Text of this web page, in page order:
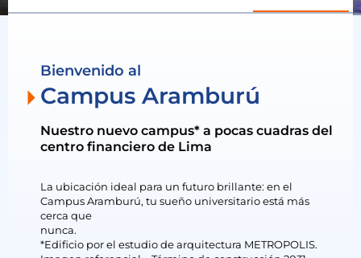
Bienvenido al
Campus Aramburú
Nuestro nuevo campus* a pocas cuadras del
centro financiero de Lima
La ubicación ideal para un futuro brillante: en el
Campus Aramburú, tu sueño universitario está más
cerca que
nunca.
*Edificio por el estudio de arquitectura METROPOLIS.